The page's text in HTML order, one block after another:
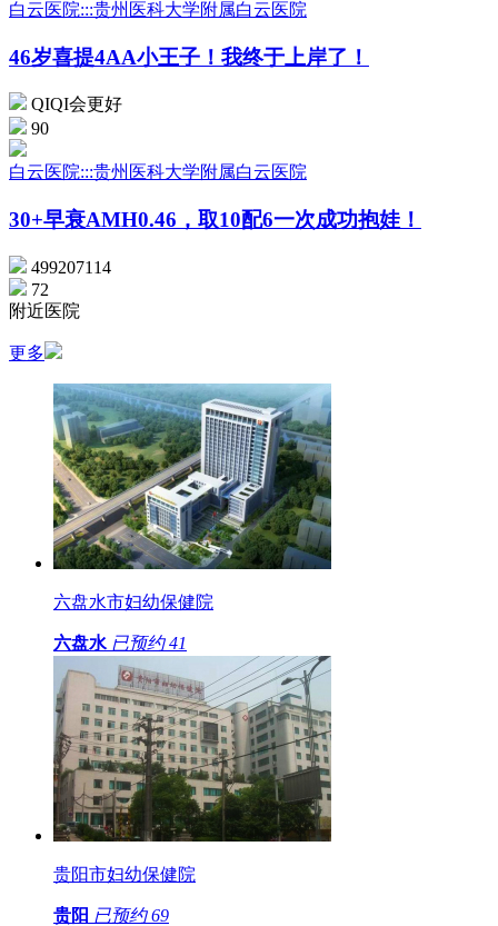
白云医院:::贵州医科大学附属白云医院
46岁喜提4AA小王子！我终于上岸了！
QIQI会更好
90
白云医院:::贵州医科大学附属白云医院
30+早衰AMH0.46，取10配6一次成功抱娃！
499207114
72
附近医院
更多
六盘水市妇幼保健院
六盘水 已预约 41
贵阳市妇幼保健院
贵阳 已预约 69